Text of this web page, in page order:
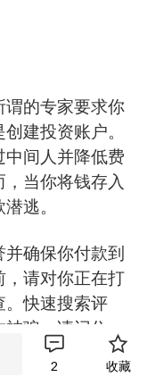
谓的专家要求你
建投资账户。
间人并降低费
当你将钱存入
逃。
确保你付款到
，请对你正在打
。快速搜索评
骗。请记住，
汇入个人的银行
2 收藏